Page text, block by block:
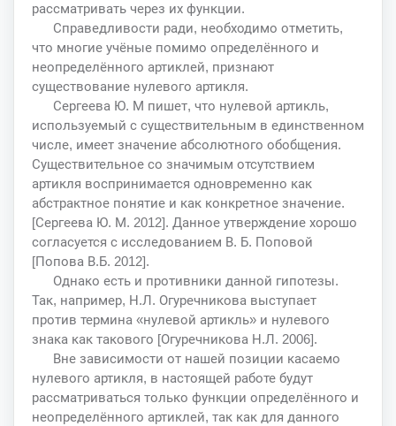
рассматривать через их функции.
Справедливости ради, необходимо отметить,
что многие учёные помимо определённого и
неопределённого артиклей, признают
существование нулевого артикля.
Сергеева Ю. М пишет, что нулевой артикль,
используемый с существительным в единственном
числе, имеет значение абсолютного обобщения.
Существительное со значимым отсутствием
артикля воспринимается одновременно как
абстрактное понятие и как конкретное значение.
[Сергеева Ю. М. 2012]. Данное утверждение хорошо
согласуется с исследованием В. Б. Поповой
[Попова В.Б. 2012].
Однако есть и противники данной гипотезы.
Так, например, Н.Л. Огуречникова выступает
против термина «нулевой артикль» и нулевого
знака как такового [Огуречникова Н.Л. 2006].
Вне зависимости от нашей позиции касаемо
нулевого артикля, в настоящей работе будут
рассматриваться только функции определённого и
неопределённого артиклей, так как для данного